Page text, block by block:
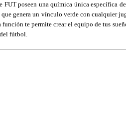
FUT poseen una química única específica
genera un vínculo verde con cualquier
función te permite crear el equipo de tus
fútbol.